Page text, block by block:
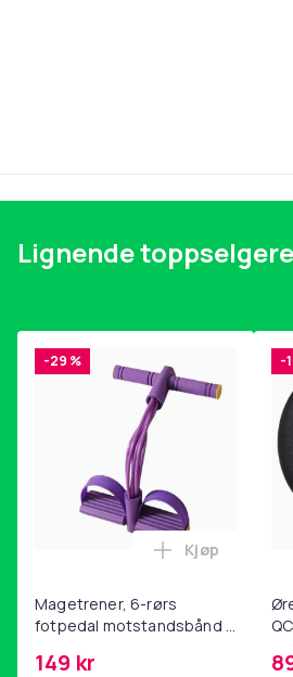
Lignende toppselgere
-29 %
Magetrener, 6-rørs
fotpedal motstandsbånd -
yoga og
149 kr
Legg
Kjøp
-